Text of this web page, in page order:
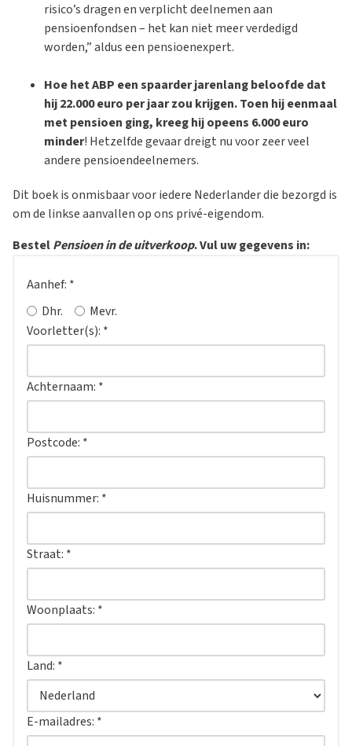
risico’s dragen en verplicht deelnemen aan
pensioenfondsen – het kan niet meer verdedigd
worden,” aldus een pensioenexpert.
Hoe het ABP een spaarder jarenlang beloofde dat
hij 22.000 euro per jaar zou krijgen. Toen hij eenmaal
met pensioen ging, kreeg hij opeens 6.000 euro
minder! Hetzelfde gevaar dreigt nu voor zeer veel
andere pensioendeelnemers.
Dit boek is onmisbaar voor iedere Nederlander die bezorgd is
om de linkse aanvallen op ons privé-eigendom.
BestelPensioen in de uitverkoop. Vul uw gegevens in:
Aanhef: *
Dhr.
Mevr.
Voorletter(s): *
Achternaam: *
Postcode: *
Huisnummer: *
Straat: *
Woonplaats: *
Land: *
E-mailadres: *